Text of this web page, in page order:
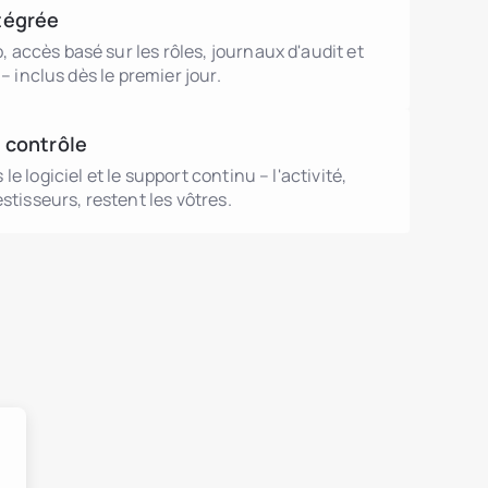
accès basé sur les rôles, journaux d'audit et
inclus dès le premier jour.
contrôle
le logiciel et le support continu – l'activité,
restent les vôtres.